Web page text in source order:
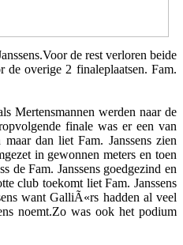
de rest verloren beide
de overige 2 finaleplaatsen. Fam.
Mertensmannen werden naar de
finale was er een van
dan liet Fam. Janssens zien
in gewonnen meters en toen
de Fam. Janssens goedgezind en
club toekomt liet Fam. Janssens
want GalliÃ«rs hadden al veel
noemt.Zo was ook het podium